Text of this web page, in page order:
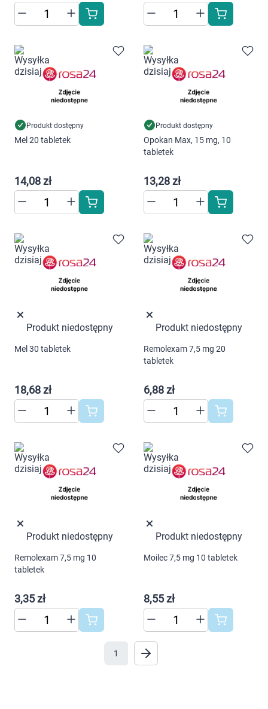
Produkt dostępny
Mel 20 tabletek
14,08 zł
Produkt dostępny
Opokan Max, 15 mg, 10
tabletek
13,28 zł
Produkt niedostępny
Mel 30 tabletek
18,68 zł
Produkt niedostępny
Remolexam 7,5 mg 20
tabletek
6,88 zł
Produkt niedostępny
Remolexam 7,5 mg 10
tabletek
3,35 zł
Produkt niedostępny
Moilec 7,5 mg 10 tabletek
8,55 zł
1